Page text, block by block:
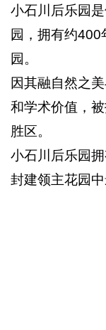
小石川后乐园
园，拥有约
园。
因其融自然之
和学术价值，
胜区。
小石川后乐园
封建领主花园